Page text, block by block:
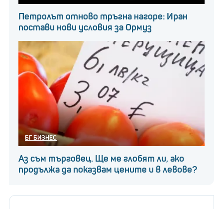
Петролът отново тръгна нагоре: Иран
постави нови условия за Ормуз
БГ БИЗНЕС
Аз съм търговец. Ще ме глобят ли, ако
продължа да показвам цените и в левове?